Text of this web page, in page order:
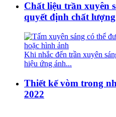
Chất liệu trần xuyên
quyết định chất
Khi nhắc đến trần xuyên
hiệu ứng ánh...
Thiết kế vòm trong
2022